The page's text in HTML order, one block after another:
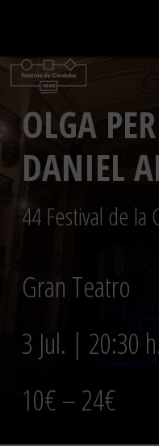
contenido
OLGA
DANIEL
44 Festival de la
Gran Teatro
3 Jul. | 20:30
10€ – 24€